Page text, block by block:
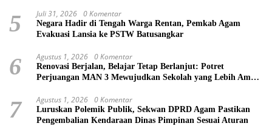
5 Juli 31, 2026 0 Komentar
Negara Hadir di Tengah Warga Rentan, Pemkab Agam
Evakuasi Lansia ke PSTW Batusangkar
6 Agustus 1, 2026 0 Komentar
Renovasi Berjalan, Belajar Tetap Berlanjut: Potret
Perjuangan MAN 3 Mewujudkan Sekolah yang Lebih Aman
7 Agustus 1, 2026 0 Komentar
Luruskan Polemik Publik, Sekwan DPRD Agam Pastikan
Pengembalian Kendaraan Dinas Pimpinan Sesuai Aturan